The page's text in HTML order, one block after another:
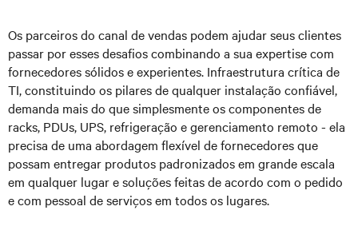
Os parceiros do canal de vendas podem ajudar seus clientes
passar por esses desafios combinando a sua expertise com
fornecedores sólidos e experientes. Infraestrutura crítica de
TI, constituindo os pilares de qualquer instalação confiável,
demanda mais do que simplesmente os componentes de
racks, PDUs, UPS, refrigeração e gerenciamento remoto - ela
precisa de uma abordagem flexível de fornecedores que
possam entregar produtos padronizados em grande escala
em qualquer lugar e soluções feitas de acordo com o pedido
e com pessoal de serviços em todos os lugares.